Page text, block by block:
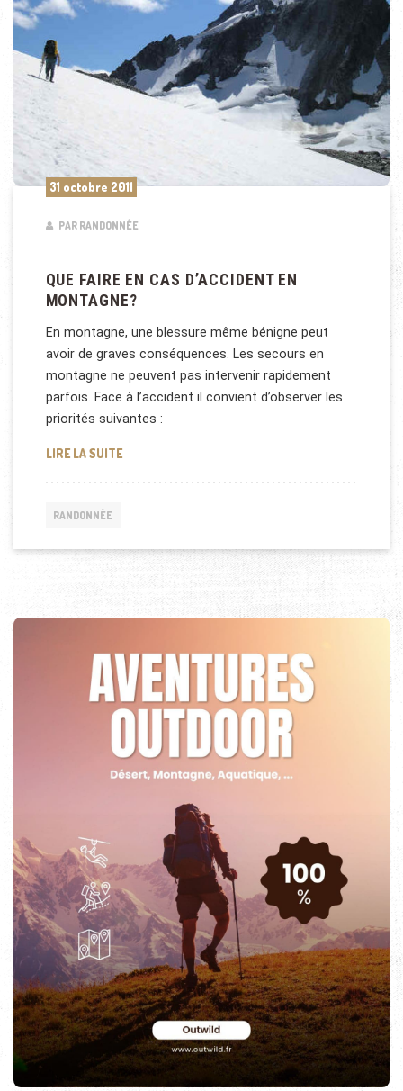
31 octobre 2011
PAR RANDONNÉE
QUE FAIRE EN CAS D’ACCIDENT EN
MONTAGNE?
En montagne, une blessure même bénigne peut
avoir de graves conséquences. Les secours en
montagne ne peuvent pas intervenir rapidement
parfois. Face à l’accident il convient d’observer les
priorités suivantes :
LIRE LA SUITEQUE FAIRE EN CAS D’ACCIDENT EN MONTAGNE?
RANDONNÉE